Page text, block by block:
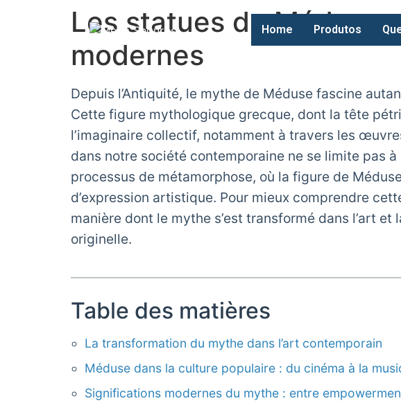
Home Produtos
Les statues de Méduse
modernes
Depuis l’Antiquité, le mythe de Méduse fascine
Cette figure mythologique grecque, dont la tête
l’imaginaire collectif, notamment à travers les
dans notre société contemporaine ne se limite pas
processus de métamorphose, où la figure de
d’expression artistique. Pour mieux comprendre
manière dont le mythe s’est transformé dans l’art
originelle.
Table des matières
La transformation du mythe dans l’art contemporain
Méduse dans la culture populaire : du cinéma à la
Significations modernes du mythe : entre